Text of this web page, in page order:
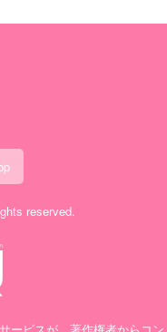
reserved.